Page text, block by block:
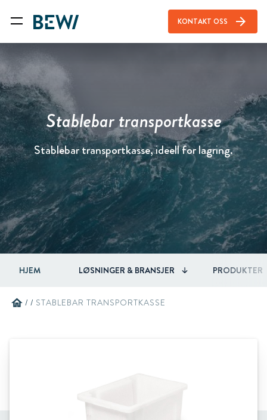
KONTAKT OSS arrow_forward
Stablebar transportkasse
Stablebar transportkasse, ideell for lagring.
HJEM LØSNINGER & BRANSJER PRODUKTER
home / / STABLEBAR TRANSPORTKASSE